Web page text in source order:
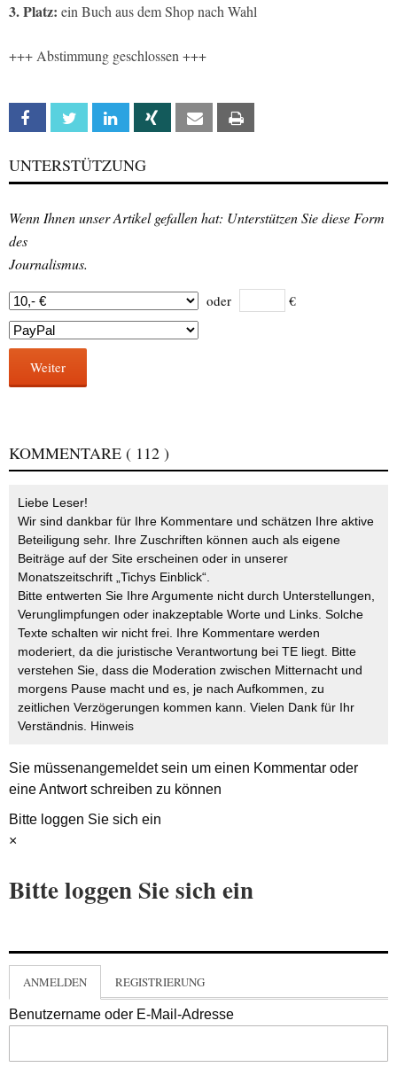
3. Platz: ein Buch aus dem Shop nach Wahl
+++ Abstimmung geschlossen +++
Facebook Twitter Linkedin Xing Email
UNTERSTÜTZUNG
Wenn Ihnen unser Artikel gefallen hat: Unterstützen Sie diese Form
des
Journalismus.
oder €
Weiter
KOMMENTARE ( 112 )
Liebe Leser!
Wir sind dankbar für Ihre Kommentare und schätzen Ihre aktive
Beteiligung sehr. Ihre Zuschriften können auch als eigene
Beiträge auf der Site erscheinen oder in unserer
Monatszeitschrift „Tichys Einblick“.
Bitte entwerten Sie Ihre Argumente nicht durch Unterstellungen,
Verunglimpfungen oder inakzeptable Worte und Links. Solche
Texte schalten wir nicht frei. Ihre Kommentare werden
moderiert, da die juristische Verantwortung bei TE liegt. Bitte
verstehen Sie, dass die Moderation zwischen Mitternacht und
morgens Pause macht und es, je nach Aufkommen, zu
zeitlichen Verzögerungen kommen kann. Vielen Dank für Ihr
Verständnis. Hinweis
Sie müssenangemeldetsein um einen Kommentar oder
eine Antwort schreiben zu können
Bitte loggen Sie sich ein
×
Bitte loggen Sie sich ein
ANMELDEN REGISTRIERUNG
Benutzername oder E-Mail-Adresse